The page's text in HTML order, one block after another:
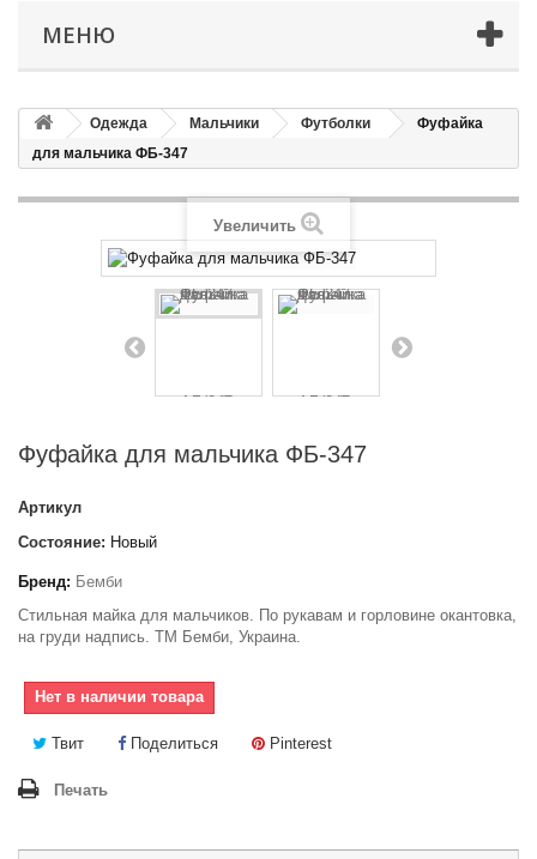
МЕНЮ
Одежда Мальчики Футболки
Фуфайка
для мальчика ФБ-347
Увеличить
Фуфайка для мальчика ФБ-347
Артикул
Состояние: Новый
Бренд: Бемби
Стильная майка для мальчиков. По рукавам и горловине окантовка,
на груди надпись. ТМ Бемби, Украина.
Нет в наличии товара
Твит Поделиться Pinterest
Печать